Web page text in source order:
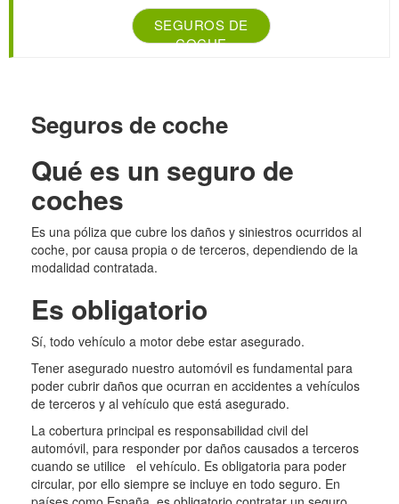
SEGUROS DE
COCHE
Seguros de coche
Qué es un seguro de
coches
Es una póliza que cubre los daños y siniestros ocurridos al
coche, por causa propia o de terceros, dependiendo de la
modalidad contratada.
Es obligatorio
Sí, todo vehículo a motor debe estar asegurado.
Tener asegurado nuestro automóvil es fundamental para
poder cubrir daños que ocurran en accidentes a vehículos
de terceros y al vehículo que está asegurado.
La cobertura principal es responsabilidad civil del
automóvil, para responder por daños causados a terceros
cuando se utilice el vehículo. Es obligatoria para poder
circular, por ello siempre se incluye en todo seguro. En